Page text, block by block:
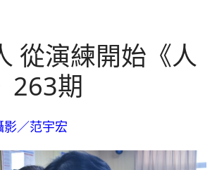
從演練開始《人
263期
／范宇宏